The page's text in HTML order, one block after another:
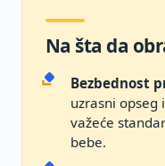
Na šta da
Bezbednost
uzrasni opseg
važeće
bebe.